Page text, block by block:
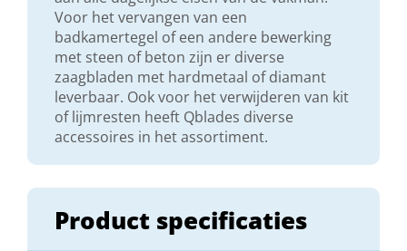
Voor het vervangen van een
badkamertegel of een andere bewerking
met steen of beton zijn er diverse
zaagbladen met hardmetaal of diamant
leverbaar. Ook voor het verwijderen van kit
of lijmresten heeft Qblades diverse
accessoires in het assortiment.
Product specificaties